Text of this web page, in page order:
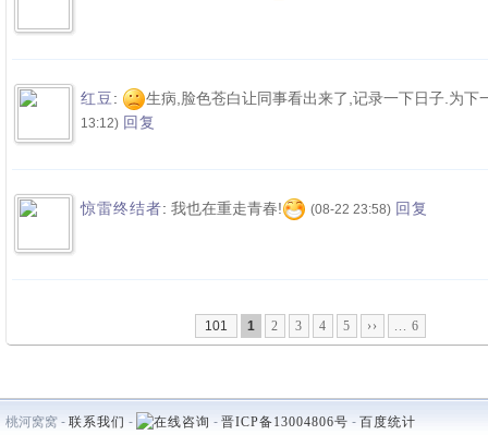
红豆 : 生病,脸色苍白让同事看出来了,记录一下日子.为下
13:12) 回复
惊雷终结者: 我也在重走青春! (08-22 23:58) 回复
101 1 2 3 4 5 ›› ... 6
桃河窝窝 - 联系我们 - - 晋ICP备13004806号 - 百度统计